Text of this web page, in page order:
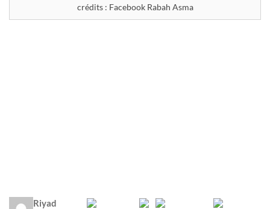
crédits : Facebook Rabah Asma
Riyad